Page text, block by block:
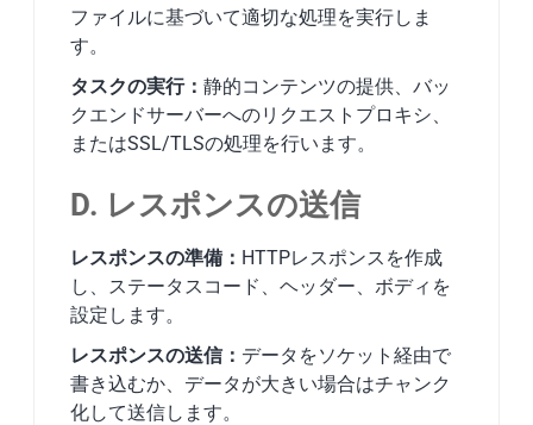
ファイルに基づいて適切な処理を実行しま
す。
タスクの実行：静的コンテンツの提供、バッ
クエンドサーバーへのリクエストプロキシ、
またはSSL/TLSの処理を行います。
D. レスポンスの送信
レスポンスの準備： HTTPレスポンスを作成
し、ステータスコード、ヘッダー、ボディを
設定します。
レスポンスの送信： データをソケット経由で
書き込むか、データが大きい場合はチャンク
化して送信します。